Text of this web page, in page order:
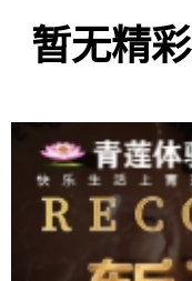
暂无精